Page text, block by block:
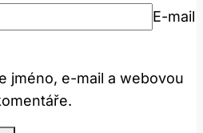
E-mail
jméno, e-mail a webovou